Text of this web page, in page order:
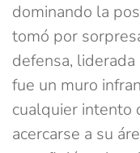
dominando la
tomó por
defensa,
fue un muro
cualquier intento
acercarse a su